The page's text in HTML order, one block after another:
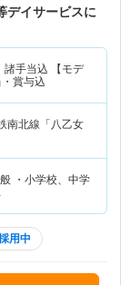
デイサービスに
手当込 【モデ
賞与込
南北線「八乙女
・小学校、中学
用中